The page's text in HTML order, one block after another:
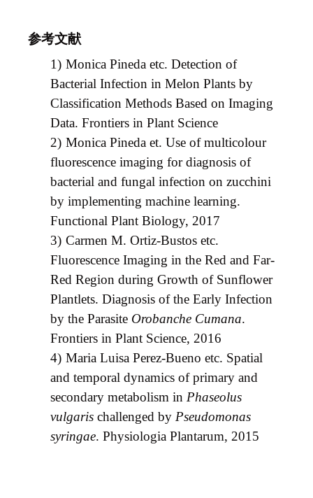
参考文献
1) Monica Pineda etc. Detection of
Bacterial Infection in Melon Plants by
Classification Methods Based on Imaging
Data. Frontiers in Plant Science
2) Monica Pineda et. Use of multicolour
fluorescence imaging for diagnosis of
bacterial and fungal infection on zucchini
by implementing machine learning.
Functional Plant Biology, 2017
3) Carmen M. Ortiz-Bustos etc.
Fluorescence Imaging in the Red and Far-
Red Region during Growth of Sunflower
Plantlets. Diagnosis of the Early Infection
by the Parasite Orobanche Cumana.
Frontiers in Plant Science, 2016
4) Maria Luisa Perez-Bueno etc. Spatial
and temporal dynamics of primary and
secondary metabolism in Phaseolus
vulgaris challenged by Pseudomonas
syringae. Physiologia Plantarum, 2015